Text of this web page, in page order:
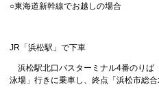
○東海道新幹線でお越しの場合
JR「浜松駅」で下車
浜松駅北口バスターミナル4番のり
泳場」行きに乗車し、終点「浜松市総